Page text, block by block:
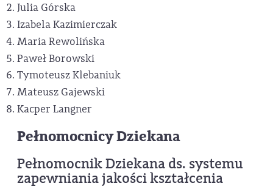
Julia Górska
Izabela Kazimierczak
Maria Rewolińska
Paweł Borowski
Tymoteusz Klebaniuk
Mateusz Gajewski
Kacper Langner
Pełnomocnicy Dziekana
Pełnomocnik Dziekana ds. systemu
zapewniania jakości kształcenia